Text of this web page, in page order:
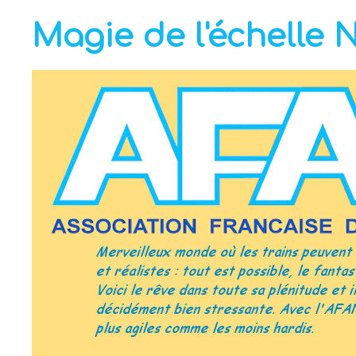
Magie de l'échelle